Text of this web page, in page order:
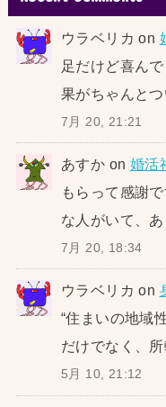
ウラベリカ on
足だけど喜ん
果がちゃんと
7月 20, 21:21
あすか on 婚活
もらって感謝で
な人がいて、
7月 20, 18:34
ウラベリカ on
“住まいの地域
だけでなく、
5月 10, 21:12